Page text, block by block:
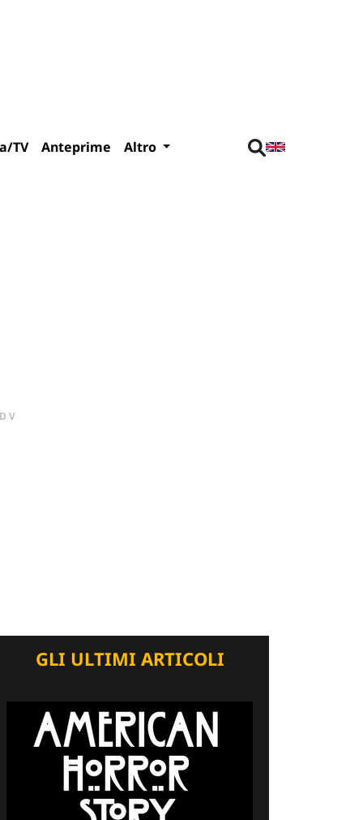
TV Anteprime Altro
GLI ULTIMI ARTICOLI